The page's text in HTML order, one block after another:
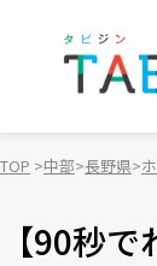
TOP 中部 長野県
【90秒